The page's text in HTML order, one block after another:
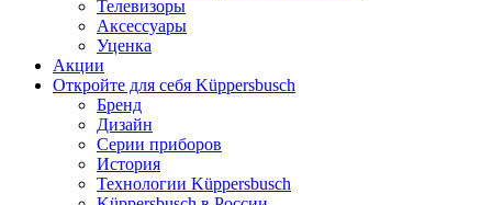
Телевизоры
Аксессуары
Уценка
Акции
Откройте для себя Küppersbusch
Бренд
Дизайн
Серии приборов
История
Технологии Küppersbusch